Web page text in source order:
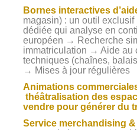
Bornes interactives
magasin) : un outil
dédiée qui analyse en
européen → Recherche
immatriculation → Aide au
techniques (chaînes,
→ Mises à jour régulières
Animations
théâtralisation des
vendre pour générer du
Service merchandising